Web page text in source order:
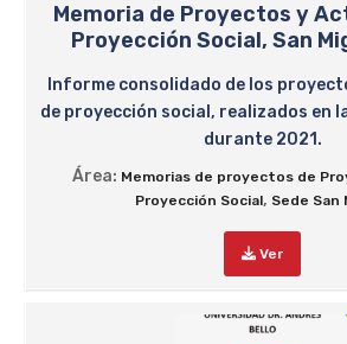
Memoria de Proyectos y
Proyección Social, San
Informe consolidado de los
de proyección social, realizados en
durante 2021.
Área: Memorias de proyectos de
Proyección Social, Sede San
Ver